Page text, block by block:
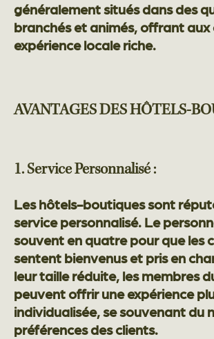
généralement situés dans des
branchés et animés, offrant aux
expérience locale riche.
AVANTAGES DES HÔTELS-
1. Service Personnalisé :
Les hôtels-boutiques sont
service personnalisé. Le
souvent en quatre pour que les
sentent bienvenus et pris en
leur taille réduite, les membres
peuvent offrir une expérience
individualisée, se souvenant du
préférences des clients.